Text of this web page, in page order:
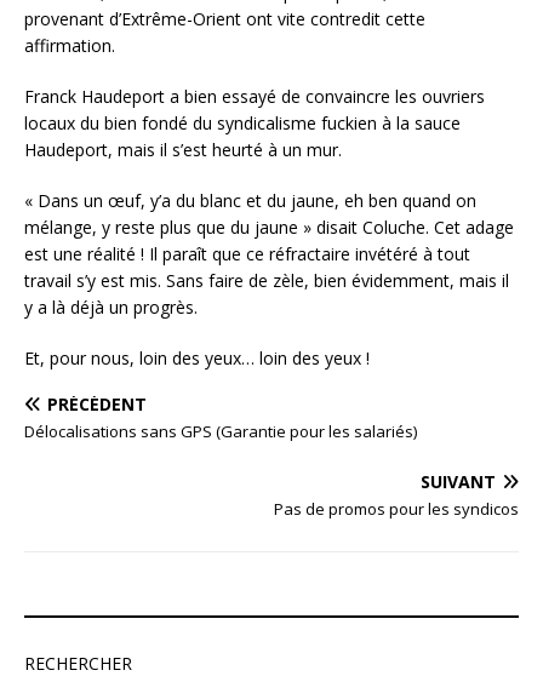
provenant d’Extrême-Orient ont vite contredit cette
affirmation.
Franck Haudeport a bien essayé de convaincre les ouvriers
locaux du bien fondé du syndicalisme fuckien à la sauce
Haudeport, mais il s’est heurté à un mur.
« Dans un œuf, y’a du blanc et du jaune, eh ben quand on
mélange, y reste plus que du jaune » disait Coluche. Cet adage
est une réalité ! Il paraît que ce réfractaire invétéré à tout
travail s’y est mis. Sans faire de zèle, bien évidemment, mais il
y a là déjà un progrès.
Et, pour nous, loin des yeux… loin des yeux !
PRÉCÉDENT
Délocalisations sans GPS (Garantie pour les salariés)
SUIVANT
Pas de promos pour les syndicos
RECHERCHER